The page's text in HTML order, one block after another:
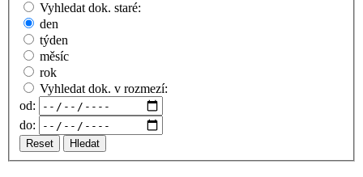
Vyhledat dok. staré:
den
týden
měsíc
rok
Vyhledat dok. v rozmezí:
od:
do:
Reset Hledat